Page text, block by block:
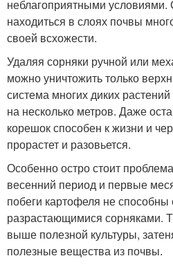
неблагоприятными
находиться в слоях почвы
своей всхожести.
Удаляя сорняки ручной или
можно уничтожить только
система многих диких
на несколько метров. Даже
корешок способен к жизни и
прорастет и разовьется.
Особенно остро стоит
весенний период и первые
побеги картофеля не способны
разрастающимися сорняками.
выше полезной культуры,
полезные вещества из почвы.